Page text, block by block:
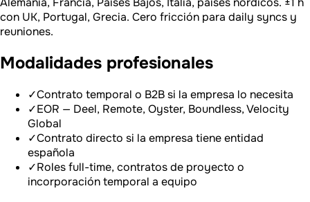
con UK, Portugal, Grecia. Cero fricción para daily syncs y
reuniones.
Modalidades profesionales
✓Contrato temporal o B2B si la empresa lo necesita
✓EOR — Deel, Remote, Oyster, Boundless, Velocity
Global
✓Contrato directo si la empresa tiene entidad
española
✓Roles full-time, contratos de proyecto o
incorporación temporal a equipo